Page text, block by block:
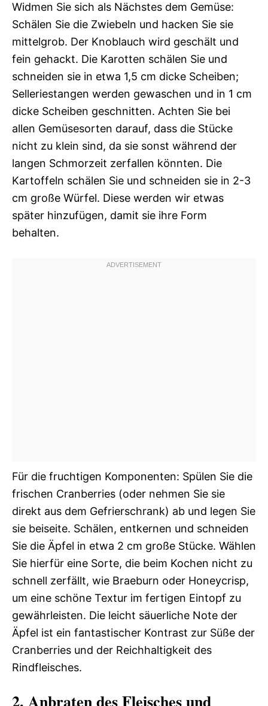
Widmen Sie sich als Nächstes dem Gemüse:
Schälen Sie die Zwiebeln und hacken Sie sie
mittelgrob. Der Knoblauch wird geschält und
fein gehackt. Die Karotten schälen Sie und
schneiden sie in etwa 1,5 cm dicke Scheiben;
Selleriestangen werden gewaschen und in 1 cm
dicke Scheiben geschnitten. Achten Sie bei
allen Gemüsesorten darauf, dass die Stücke
nicht zu klein sind, da sie sonst während der
langen Schmorzeit zerfallen könnten. Die
Kartoffeln schälen Sie und schneiden sie in 2-3
cm große Würfel. Diese werden wir etwas
später hinzufügen, damit sie ihre Form
behalten.
Für die fruchtigen Komponenten: Spülen Sie die
frischen Cranberries (oder nehmen Sie sie
direkt aus dem Gefrierschrank) ab und legen Sie
sie beiseite. Schälen, entkernen und schneiden
Sie die Äpfel in etwa 2 cm große Stücke. Wählen
Sie hierfür eine Sorte, die beim Kochen nicht zu
schnell zerfällt, wie Braeburn oder Honeycrisp,
um eine schöne Textur im fertigen Eintopf zu
gewährleisten. Die leicht säuerliche Note der
Äpfel ist ein fantastischer Kontrast zur Süße der
Cranberries und der Reichhaltigkeit des
Rindfleisches.
2. Anbraten des Fleisches und